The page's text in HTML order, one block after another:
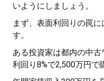
いようにしましょう。
まず、表面利回りの罠
す。
ある投資家は都内の中
利回り8%で2,500万円で